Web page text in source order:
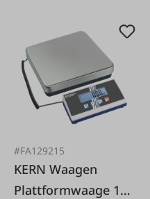
#FA129215
KERN Waagen
Plattformwaage 150